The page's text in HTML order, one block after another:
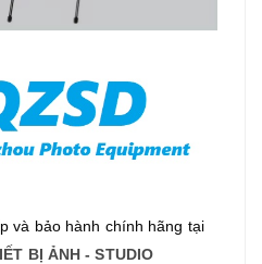
và bảo hành chính hãng tại
BỊ ẢNH - STUDIO